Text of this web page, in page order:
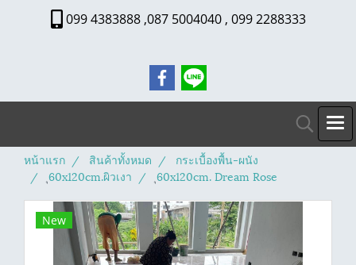
099 4383888 ,087 5004040 , 099 2288333
หน้าแรก สินค้าทั้งหมด
กระเบื้องพื้น-ผนัง
ุ60x120cm.ผิวเงา
ุ60x120cm. Dream Rose
New